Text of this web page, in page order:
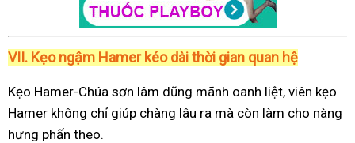
VII. Kẹo ngậm Hamer kéo dài thời gian quan hệ
Kẹo Hamer-Chúa sơn lâm dũng mãnh oanh liệt, viên kẹo
Hamer không chỉ giúp chàng lâu ra mà còn làm cho nàng
hưng phấn theo.